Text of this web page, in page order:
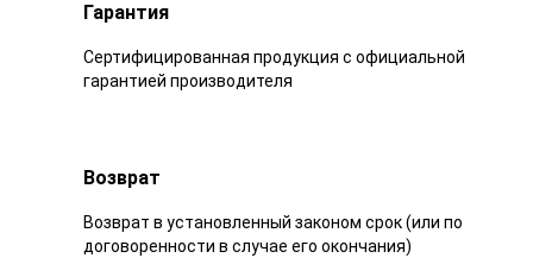
Гарантия
Сертифицированная продукция с официальной
гарантией производителя
Возврат
Возврат в установленный законом срок (или по
договоренности в случае его окончания)